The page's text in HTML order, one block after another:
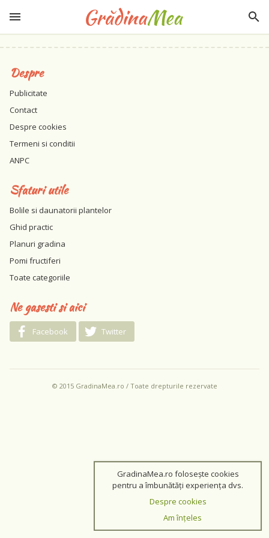
Despre
Publicitate
Contact
Despre cookies
Termeni si conditii
ANPC
Sfaturi utile
Bolile si daunatorii plantelor
Ghid practic
Planuri gradina
Pomi fructiferi
Toate categoriile
Ne gasesti si aici
Facebook Twitter
© 2015 GradinaMea.ro / Toate drepturile rezervate
GradinaMea.ro folosește cookies
pentru a îmbunătăți experiența dvs.
Despre cookies
Am înțeles